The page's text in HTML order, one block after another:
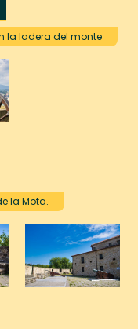
la ladera del monte
la Mota.